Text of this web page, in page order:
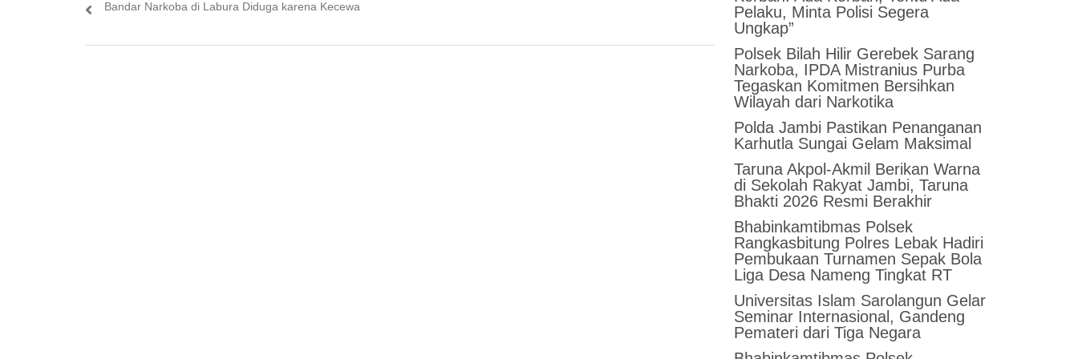
post:
Bandar Narkoba di Labura Diduga karena Kecewa
Pelaku, Minta Polisi Segera
Ungkap”
Polsek Bilah Hilir Gerebek Sarang
Narkoba, IPDA Mistranius Purba
Tegaskan Komitmen Bersihkan
Wilayah dari Narkotika
Polda Jambi Pastikan Penanganan
Karhutla Sungai Gelam Maksimal
Taruna Akpol-Akmil Berikan Warna
di Sekolah Rakyat Jambi, Taruna
Bhakti 2026 Resmi Berakhir
Bhabinkamtibmas Polsek
Rangkasbitung Polres Lebak Hadiri
Pembukaan Turnamen Sepak Bola
Liga Desa Nameng Tingkat RT
Universitas Islam Sarolangun Gelar
Seminar Internasional, Gandeng
Pemateri dari Tiga Negara